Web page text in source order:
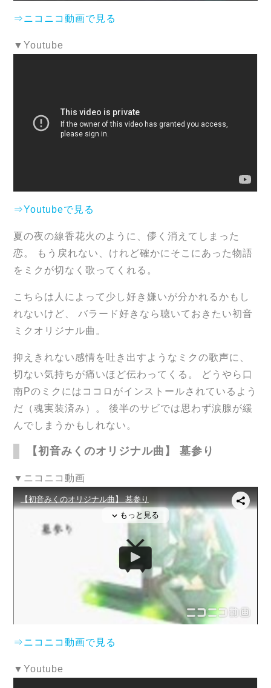
⇒ニコニコ動画で見る
▼Youtube
⇒Youtubeで見る
夏の夜の線香花火のように、儚く消えてしまった
恋。 もう戻れない、けれど確かにそこにあった物語
をミクが切なく歌ってくれる。
こちらは人によって少し好き嫌いが分かれるかもし
れないけど、 バラード好きなら聴いておきたい初音
ミクオリジナル曲。
抑えきれない感情を吐き出すようなミクの歌声に、
切ない気持ちが痛いほど伝わってくる。 どうやら口
南Pのミクにはココロがインストールされているよう
だ（魂実装済み）。 後半のサビでは思わず涙腺が緩
んでしまうかもしれない。
【初音みくのオリジナル曲】 墓参り
▼ニコニコ動画
⇒ニコニコ動画で見る
▼Youtube